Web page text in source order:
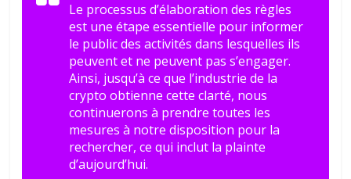
Le processus d’élaboration des règles
est une étape essentielle pour informer
le public des activités dans lesquelles ils
peuvent et ne peuvent pas s’engager.
Ainsi, jusqu’à ce que l’industrie de la
crypto obtienne cette clarté, nous
continuerons à prendre toutes les
mesures à notre disposition pour la
rechercher, ce qui inclut la plainte
d’aujourd’hui.